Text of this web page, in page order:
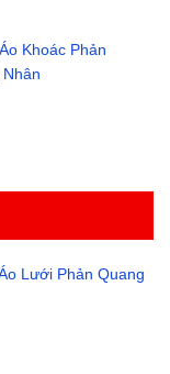
Khoác Phản
Lưới Phản Quang